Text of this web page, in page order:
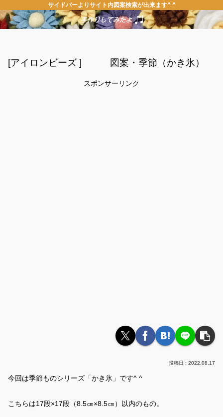
サイドバーよりサイト内図案検索が出来ます^ ^
[アイロンビーズ ] 図案・季節（かき氷）
スポンサーリンク
2022.08.17
今回は季節ものシリーズ「かき氷」です^ ^
こちらは17段×17段（8.5㎝×8.5㎝）以内のもの。